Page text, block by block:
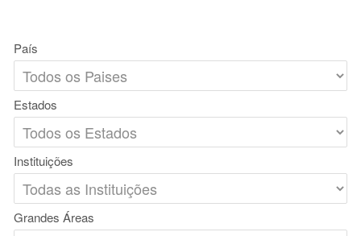
País
Estados
Instituições
Grandes Áreas